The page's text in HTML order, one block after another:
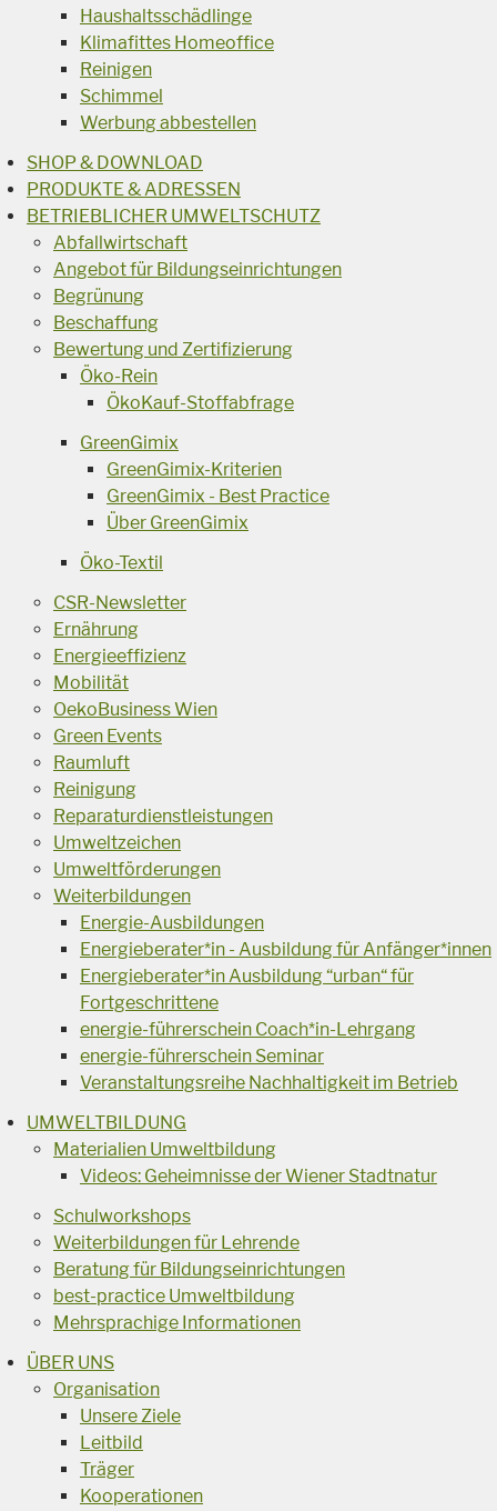
Haushaltsschädlinge
Klimafittes Homeoffice
Reinigen
Schimmel
Werbung abbestellen
SHOP & DOWNLOAD
PRODUKTE & ADRESSEN
BETRIEBLICHER UMWELTSCHUTZ
Abfallwirtschaft
Angebot für Bildungseinrichtungen
Begrünung
Beschaffung
Bewertung und Zertifizierung
Öko-Rein
ÖkoKauf-Stoffabfrage
GreenGimix
GreenGimix-Kriterien
GreenGimix - Best Practice
Über GreenGimix
Öko-Textil
CSR-Newsletter
Ernährung
Energieeffizienz
Mobilität
OekoBusiness Wien
Green Events
Raumluft
Reinigung
Reparaturdienstleistungen
Umweltzeichen
Umweltförderungen
Weiterbildungen
Energie-Ausbildungen
Energieberater*in - Ausbildung für Anfänger*innen
Energieberater*in Ausbildung “urban“ für
Fortgeschrittene
energie-führerschein Coach*in-Lehrgang
energie-führerschein Seminar
Veranstaltungsreihe Nachhaltigkeit im Betrieb
UMWELTBILDUNG
Materialien Umweltbildung
Videos: Geheimnisse der Wiener Stadtnatur
Schulworkshops
Weiterbildungen für Lehrende
Beratung für Bildungseinrichtungen
best-practice Umweltbildung
Mehrsprachige Informationen
ÜBER UNS
Organisation
Unsere Ziele
Leitbild
Träger
Kooperationen